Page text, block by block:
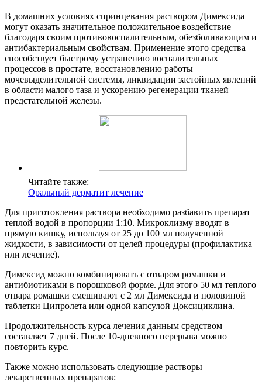
В домашних условиях спринцевания раствором Димексида
могут оказать значительное положительное воздействие
благодаря своим противовоспалительным, обезболивающим и
антибактериальным свойствам. Применение этого средства
способствует быстрому устранению воспалительных
процессов в простате, восстановлению работы
мочевыделительной системы, ликвидации застойных явлений
в области малого таза и ускорению регенерации тканей
предстательной железы.
Читайте также:
Оральный дерматит лечение
Для приготовления раствора необходимо разбавить препарат
теплой водой в пропорции 1:10. Микроклизму вводят в
прямую кишку, используя от 25 до 100 мл полученной
жидкости, в зависимости от целей процедуры (профилактика
или лечение).
Димексид можно комбинировать с отваром ромашки и
антибиотиками в порошковой форме. Для этого 50 мл теплого
отвара ромашки смешивают с 2 мл Димексида и половиной
таблетки Ципролета или одной капсулой Доксициклина.
Продолжительность курса лечения данным средством
составляет 7 дней. После 10-дневного перерыва можно
повторить курс.
Также можно использовать следующие растворы
лекарственных препаратов: